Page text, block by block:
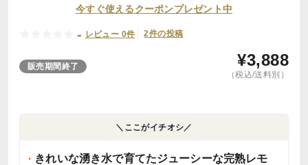
今すぐ使えるクーポンプレゼント中
- レビュー 0件 2件の投稿
販売期間終了 ¥3,888
（税込/送料別）
＼ここがイチオシ／
きれいな湧き水で育てたジューシーな完熟レモ